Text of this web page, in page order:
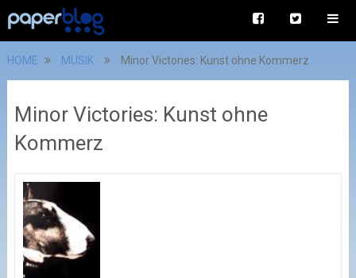
HOME MUSIK Minor Victories: Kunst ohne Kommerz
Minor Victories: Kunst ohne
Kommerz